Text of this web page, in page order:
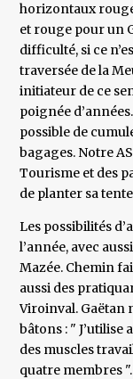
horizontaux
et rouge pour un
difficulté, si ce
traversée de la
initiateur de ce
poignée
possible de
bagages. Notre
Tourisme et des
de planter sa
Les possibilités
l’année, avec
Mazée. Chemin
aussi des
Viroinval. Gaëtan
bâtons : " J’utilise
des muscles
quatre membres